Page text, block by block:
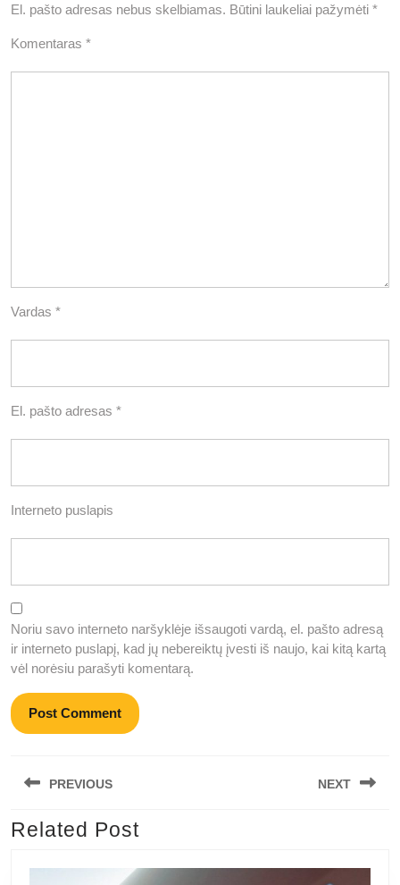
El. pašto adresas nebus skelbiamas. Būtini laukeliai pažymėti *
Komentaras *
Vardas *
El. pašto adresas *
Interneto puslapis
Noriu savo interneto naršyklėje išsaugoti vardą, el. pašto adresą
ir interneto puslapį, kad jų nebereiktų įvesti iš naujo, kai kitą kartą
vėl norėsiu parašyti komentarą.
tarp
įrašų
PREVIOUS
Previous
NEXT
Related Post